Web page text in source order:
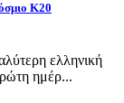
Κ20
ελληνική
ημέρ...